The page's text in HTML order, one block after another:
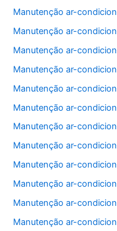
Manutenção ar-
Manutenção ar-
Manutenção ar-
Manutenção ar-
Manutenção ar-
Manutenção ar-
Manutenção ar-
Manutenção ar-
Manutenção ar-
Manutenção ar-
Manutenção ar-
Manutenção ar-